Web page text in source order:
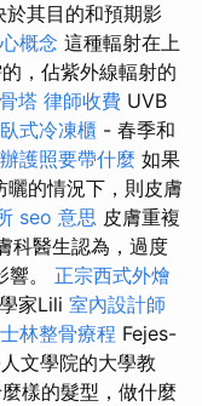
於其目的和預期影
概念 這種輻射在上
，佔紫外線輻射的
塔 律師收費 UVB
臥式冷凍櫃 - 春季和
辦護照要帶什麼 如果
曬的情況下，則皮膚
seo 意思 皮膚重複
科醫生認為，過度
。 正宗西式外燴
家Lili 室內設計師
士林整骨療程 Fejes-
文學院的大學教
樣的髮型，做什麼